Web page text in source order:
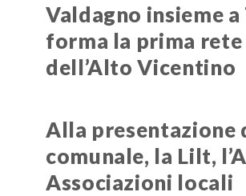
Valdagno insieme
forma la prima
dell’Alto Vicentino
Alla presentazione
comunale, la Lilt,
Associazioni locali